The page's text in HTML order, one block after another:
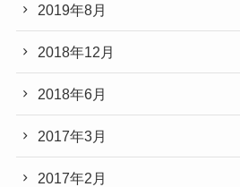
2019年8月
2018年12月
2018年6月
2017年3月
2017年2月